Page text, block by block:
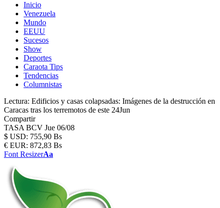
Inicio
Venezuela
Mundo
EEUU
Sucesos
Show
Deportes
Caraota Tips
Tendencias
Columnistas
Lectura: Edificios y casas colapsadas: Imágenes de la destrucción en
Caracas tras los terremotos de este 24Jun
Compartir
TASA BCV Jue 06/08
$ USD: 755,90 Bs
€ EUR: 872,83 Bs
Font ResizerAa